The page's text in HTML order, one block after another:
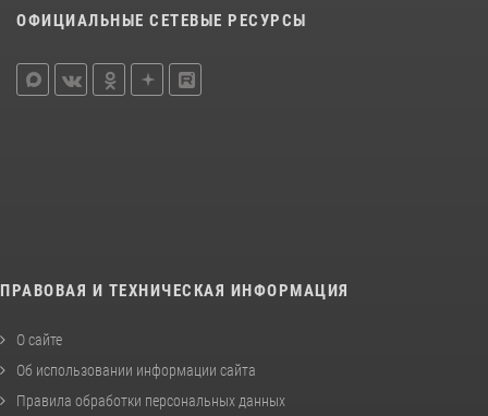
ОФИЦИАЛЬНЫЕ СЕТЕВЫЕ РЕСУРСЫ
ПРАВОВАЯ И ТЕХНИЧЕСКАЯ ИНФОРМАЦИЯ
О сайте
Об использовании информации сайта
Правила обработки персональных данных